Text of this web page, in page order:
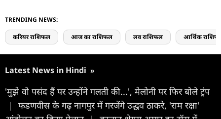
TRENDING NEWS:
करियर राशिफल आज का राशिफल लव राशिफल आर्थिक
Latest News in Hindi »
'मुझे वो पसंद हैं पर उन्होंने गलती की...', मेलोनी पर फिर बोले ट्रंप
|
फडणवीस के गढ़ नागपुर में गरजेंगे उद्धव ठाकरे, 'राम रक्षा'